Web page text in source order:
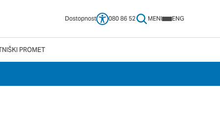
Dostopnost 080 86 52 MENI ENG
PROMET
uporabniško